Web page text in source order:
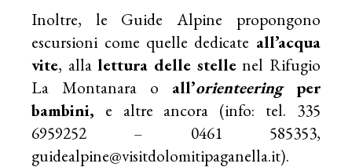
Inoltre, le Guide Alpine propongono
escursioni come quelle dedicate all’acqua
vite, alla lettura delle stelle nel Rifugio
La Montanara o all’orienteeringper
bambini, e altre ancora (info: tel. 335
6959252 – 0461 585353,
guidealpine@visitdolomitipaganella.it).